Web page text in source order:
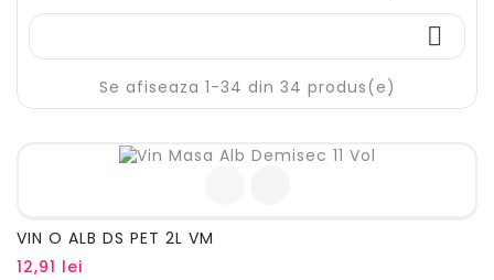

Se afiseaza 1-34 din 34 produs(e)
VIN O ALB DS PET 2L VM
12,91 lei